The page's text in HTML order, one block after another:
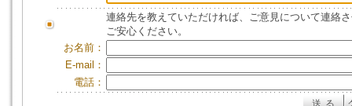
連絡先を教えていただければ、ご意見について連絡
ご安心ください。
お名前：
E-mail：
電話：